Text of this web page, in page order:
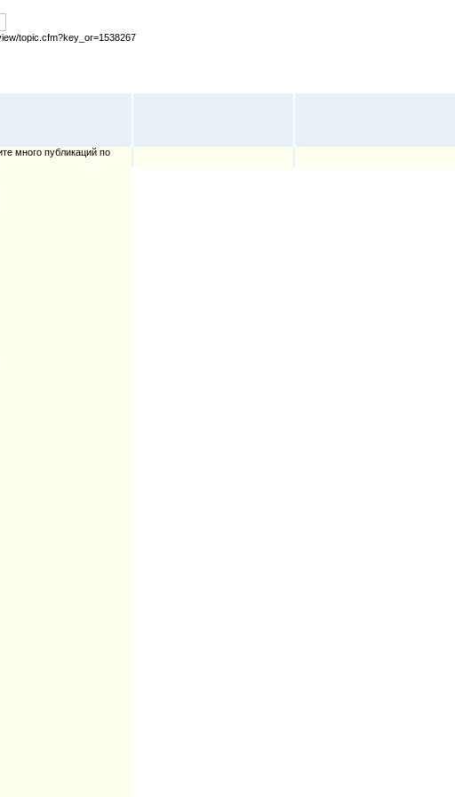
topic.cfm?key_or=1538267
много публикаций по